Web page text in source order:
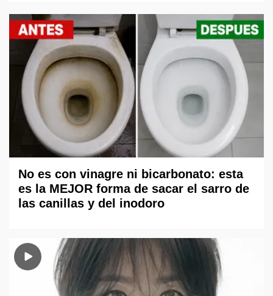
No es con vinagre ni bicarbonato: esta
es la MEJOR forma de sacar el sarro de
las canillas y del inodoro